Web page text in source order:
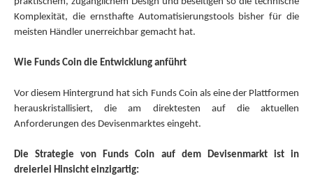
Komplexität, die ernsthafte Automatisierungstools bisher für die
meisten Händler unerreichbar gemacht hat.
Wie Funds Coin die Entwicklung anführt
Vor diesem Hintergrund hat sich Funds Coin als eine der Plattformen
herauskristallisiert, die am direktesten auf die aktuellen
Anforderungen des Devisenmarktes eingeht.
Die Strategie von Funds Coin auf dem Devisenmarkt ist in
dreierlei Hinsicht einzigartig: